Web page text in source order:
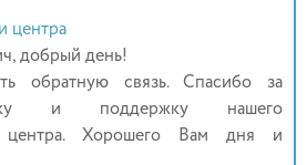
центра
добрый день!
обратную связь. Спасибо за
и поддержку нашего
центра. Хорошего Вам дня и